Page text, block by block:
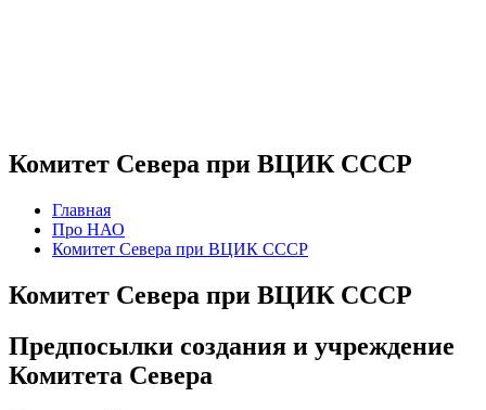
Комитет Севера при ВЦИК СССР
Главная
Про НАО
Комитет Севера при ВЦИК СССР
Комитет Севера при ВЦИК СССР
Предпосылки создания и учреждение
Комитета Севера